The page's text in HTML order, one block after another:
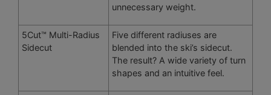
unnecessary weight.
5Cut™ Multi-Radius
Sidecut
Five different radiuses are
blended into the ski’s sidecut.
The result? A wide variety of turn
shapes and an intuitive feel.